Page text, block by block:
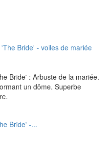
Bride' : Arbuste de la mariée.
un dôme. Superbe
Bride' -...